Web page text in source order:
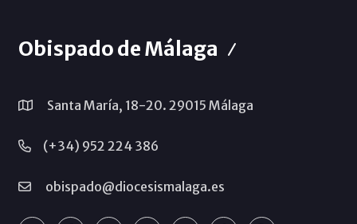
Obispado de Málaga
Santa María, 18-20. 29015 Málaga
(+34) 952 224 386
obispado@diocesismalaga.es